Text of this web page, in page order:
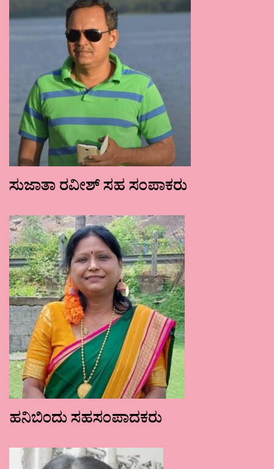
ಸುಜಾತಾ ರವೀಶ್ ಸಹ ಸಂಪಾಕರು
ಹನಿಬಿಂದು ಸಹಸಂಪಾದಕರು